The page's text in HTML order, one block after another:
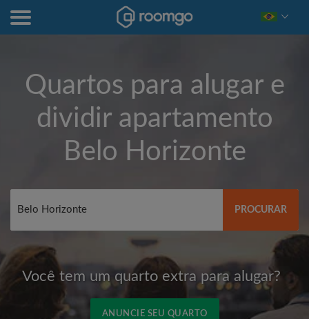
Quartos para alugar e
dividir apartamento
Belo Horizonte
PROCURAR
Você tem um quarto extra para alugar?
ANUNCIE SEU QUARTO